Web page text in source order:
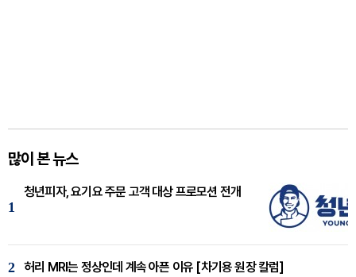
많이 본 뉴스
1
청년피자, 요기요 주문 고객 대상 프로모션 전개
2 허리 MRI는 정상인데 계속 아픈 이유 [차기용 원장 칼럼]